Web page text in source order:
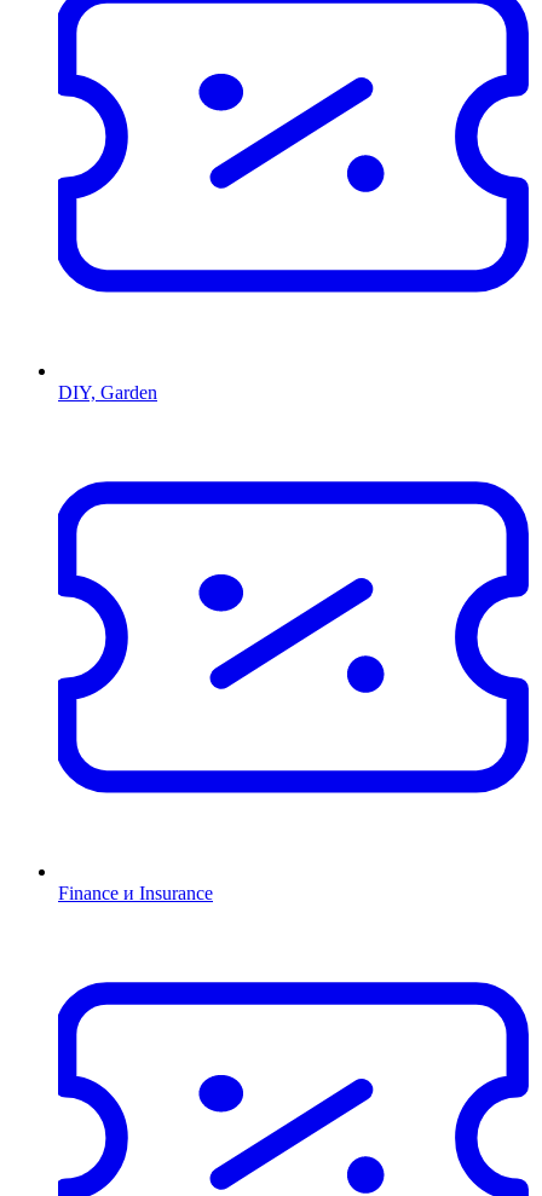
DIY, Garden
Finance и Insurance